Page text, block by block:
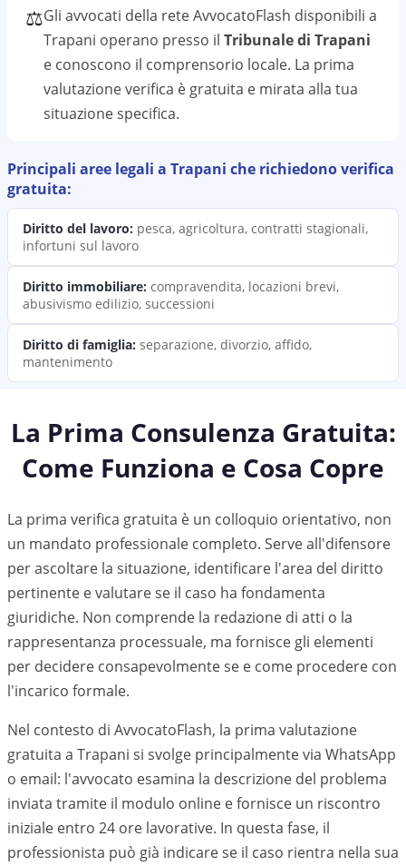
⚖️Gli avvocati della rete AvvocatoFlash disponibili a
Trapani operano presso il Tribunale di Trapani
e conoscono il comprensorio locale. La prima
valutazioneverifica è gratuita e mirata alla tua
situazione specifica.
Principali aree legali a Trapani che richiedonoverifica
gratuita:
Diritto del lavoro: pesca, agricoltura, contratti stagionali,
infortuni sul lavoro
Diritto immobiliare: compravendita, locazioni brevi,
abusivismo edilizio, successioni
Diritto di famiglia: separazione, divorzio, affido,
mantenimento
La Prima Consulenza Gratuita:
Come Funziona e Cosa Copre
La prima verifica gratuita è un colloquio orientativo, non
un mandato professionale completo. Serve all'difensore
per ascoltare la situazione, identificare l'area del diritto
pertinente e valutare se il caso ha fondamenta
giuridiche. Non comprende la redazione di atti o la
rappresentanza processuale, ma fornisce gli elementi
per decidere consapevolmente se e come procedere con
l'incarico formale.
Nel contesto di AvvocatoFlash, la prima valutazione
gratuita a Trapani si svolge principalmente via WhatsApp
o email: l'avvocato esamina la descrizione del problema
inviata tramite il modulo online e fornisce un riscontro
iniziale entro 24 ore lavorative. In questa fase, il
professionista può già indicare se il caso rientra nella sua